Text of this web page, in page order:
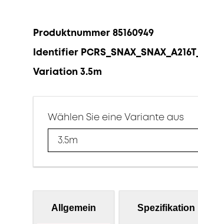
Produktnummer 85160949
Identifier
Variation 3.5m
Wählen Sie eine Variante aus
3.5m
Allgemein Spezifikation